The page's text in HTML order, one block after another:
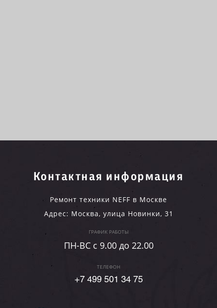
Контактная информация
Ремонт техники NEFF в Москве
Адрес: Москва, улица Новинки, 31
ГРАФИК РАБОТЫ
ПН-ВC c 9.00 до 22.00
ТЕЛЕФОН
+7 499 501 34 75